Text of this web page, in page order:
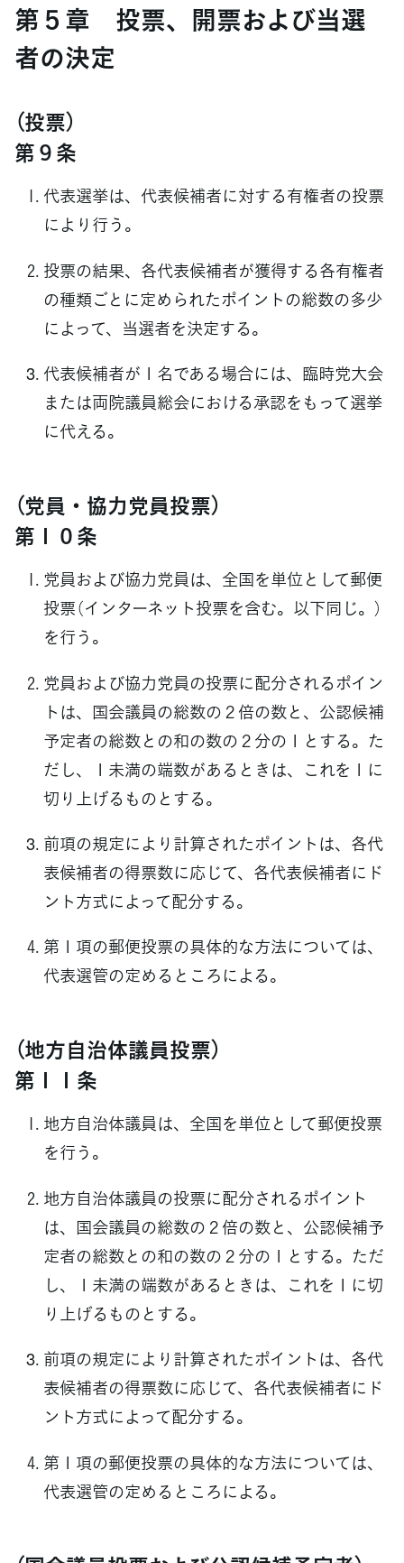
第５章 投票、開票および当選
者の決定
（投票）
第９条
代表選挙は、代表候補者に対する有権者の投票
により行う。
投票の結果、各代表候補者が獲得する各有権者
の種類ごとに定められたポイントの総数の多少
によって、当選者を決定する。
代表候補者が１名である場合には、臨時党大会
または両院議員総会における承認をもって選挙
に代える。
（党員・協力党員投票）
第１０条
党員および協力党員は、全国を単位として郵便
投票（インターネット投票を含む。以下同じ。）
を行う。
党員および協力党員の投票に配分されるポイン
トは、国会議員の総数の２倍の数と、公認候補
予定者の総数との和の数の２分の１とする。た
だし、１未満の端数があるときは、これを１に
切り上げるものとする。
前項の規定により計算されたポイントは、各代
表候補者の得票数に応じて、各代表候補者にド
ント方式によって配分する。
第１項の郵便投票の具体的な方法については、
代表選管の定めるところによる。
（地方自治体議員投票）
第１１条
地方自治体議員は、全国を単位として郵便投票
を行う。
地方自治体議員の投票に配分されるポイント
は、国会議員の総数の２倍の数と、公認候補予
定者の総数との和の数の２分の１とする。ただ
し、１未満の端数があるときは、これを１に切
り上げるものとする。
前項の規定により計算されたポイントは、各代
表候補者の得票数に応じて、各代表候補者にド
ント方式によって配分する。
第１項の郵便投票の具体的な方法については、
代表選管の定めるところによる。